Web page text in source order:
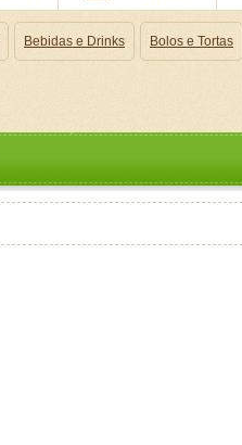
Bebidas e Drinks Bolos e Tortas